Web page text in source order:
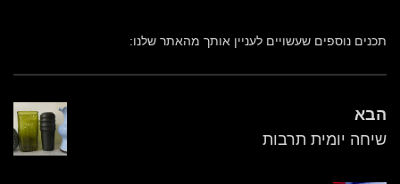
תכנים נוספים שעשויים לעניין אותך מהאתר שלנו:
הבא
שיחה יומית תרבות